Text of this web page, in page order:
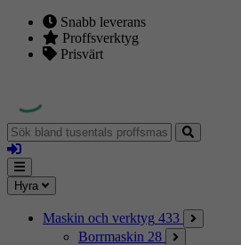
Snabb leverans
Proffsverktyg
Prisvärt
Sök
bland
tusentals
proffsmaskiner
Logga
in
Mina
sidor
Meny
Hyra
Maskin och verktyg 433
Borrmaskin 28